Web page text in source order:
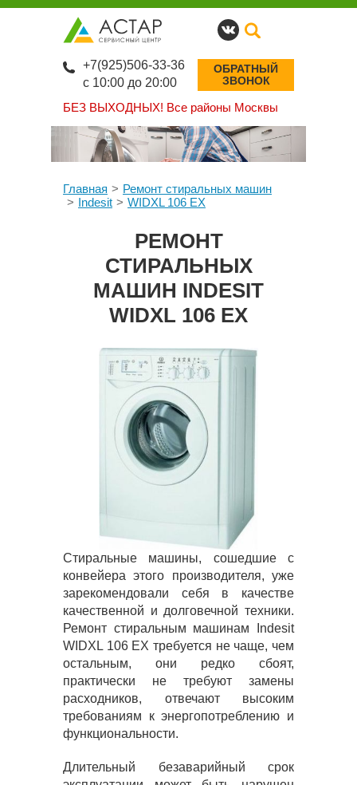
БЕЗ ВЫХОДНЫХ! Все районы Москвы
+7(925)506-33-36
с 10:00 до 20:00
ОБРАТНЫЙ
ЗВОНОК
Главная
Ремонт стиральных машин
Indesit
WIDXL 106 EX
РЕМОНТ
СТИРАЛЬНЫХ
МАШИН INDESIT
WIDXL 106 EX
Стиральные машины, сошедшие с
конвейера этого производителя, уже
зарекомендовали себя в качестве
качественной и долговечной техники.
Ремонт стиральным машинам Indesit
WIDXL 106 EX требуется не чаще, чем
остальным, они редко сбоят,
практически не требуют замены
расходников, отвечают высоким
требованиям к энергопотреблению и
функциональности.
Длительный безаварийный срок